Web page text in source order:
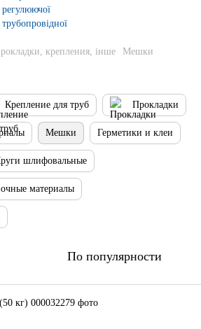
крепления, інше Мешки
Крепление для труб Прокладки
Мешки Герметики и клеи
шлифовальные
материалы
По популярности